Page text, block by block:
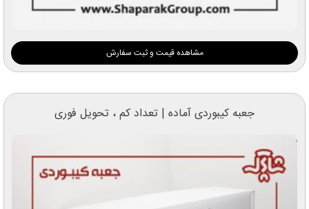
مشاهده قیمت و ثبت سفارش
جعبه کیبوردی آماده | تعداد کم ، تحویل فوری